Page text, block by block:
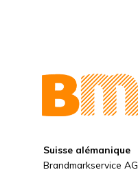
Suisse alémanique
Brandmarkservice AG